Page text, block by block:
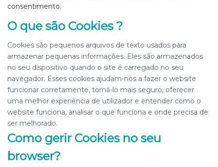
consentimento.
O que são Cookies ?
Cookies são pequenos arquivos de texto usados para
armazenar pequenas informações. Eles são armazenados
no seu dispositivo quando o site é carregado no seu
navegador. Esses cookies ajudam-nos a fazer o website
funcionar corretamente, torná-lo mais seguro, oferecer
uma melhor experiência de utilizador e entender como o
website funciona, analisar o que funciona e onde precisa de
ser melhorado.
Como gerir Cookies no seu
browser?